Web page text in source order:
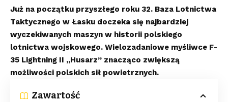
Już na początku przyszłego roku 32. Baza Lotnictwa
Taktycznego w Łasku doczeka się najbardziej
wyczekiwanych maszyn w historii polskiego
lotnictwa wojskowego. Wielozadaniowe myśliwce F-
35 Lightning II „Husarz” znacząco zwiększą
możliwości polskich sił powietrznych.
Zawartość